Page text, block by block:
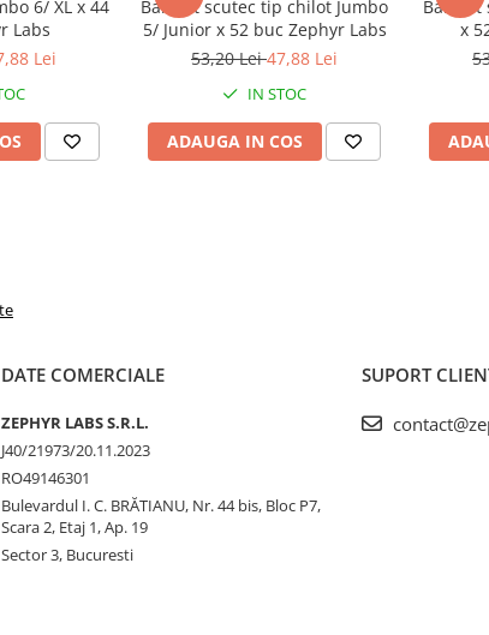
6/ XL x 44
Labs
Lei
BabyFit scutec tip chilot Jumbo
5/ Junior x 52 buc Zephyr Labs
53,20 Lei47,88 Lei
IN STOC
ADAUGA IN COS
BabyFit
x
DATE COMERCIALE
ZEPHYR LABS S.R.L.
J40/21973/20.11.2023
RO49146301
Bulevardul I. C. BRĂTIANU, Nr. 44 bis, Bloc P7,
Scara 2, Etaj 1, Ap. 19
Sector 3, Bucuresti
SUPORT